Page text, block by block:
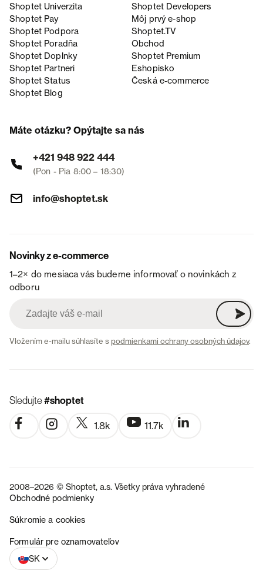
Shoptet Univerzita
Shoptet Developers
Shoptet Pay
Môj prvý e-shop
Shoptet Podpora
Shoptet.TV
Shoptet Poradňa
Obchod
Shoptet Doplnky
Shoptet Premium
Shoptet Partneri
Eshopisko
Shoptet Status
Česká e‑commerce
Shoptet Blog
Máte otázku? Opýtajte sa nás
+421 948 922 444
(Pon - Pia 8:00 – 18:30)
info@shoptet.sk
Novinky z e-commerce
1–2× do mesiaca vás budeme informovať o novinkách z
odboru
Vložením e-mailu súhlasíte spodmienkami ochrany osobných údajov.
Sledujte#shoptet
1.8k 11.7k
2008–2026 © Shoptet, a.s. Všetky práva vyhradené
Obchodné podmienky
Súkromie a cookies
Formulár pre oznamovateľov
SK